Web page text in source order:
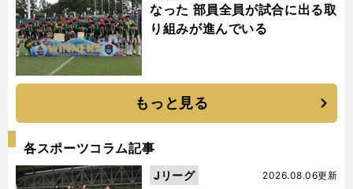
なった 部員全員が試合に出る取
り組みが進んでいる
もっと見る
各スポーツコラム記事
2026.08.06更新
Jリーグ